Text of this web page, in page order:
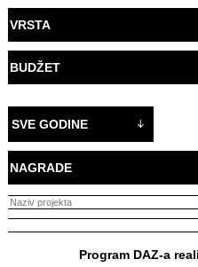
VRSTA
BUDŽET
SVE GODINE
NAGRADE
Program DAZ-a